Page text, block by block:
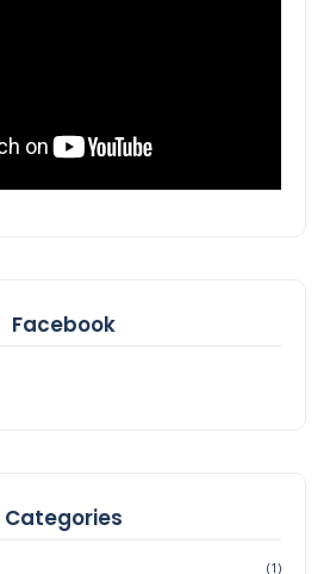
Facebook
Categories
(1)